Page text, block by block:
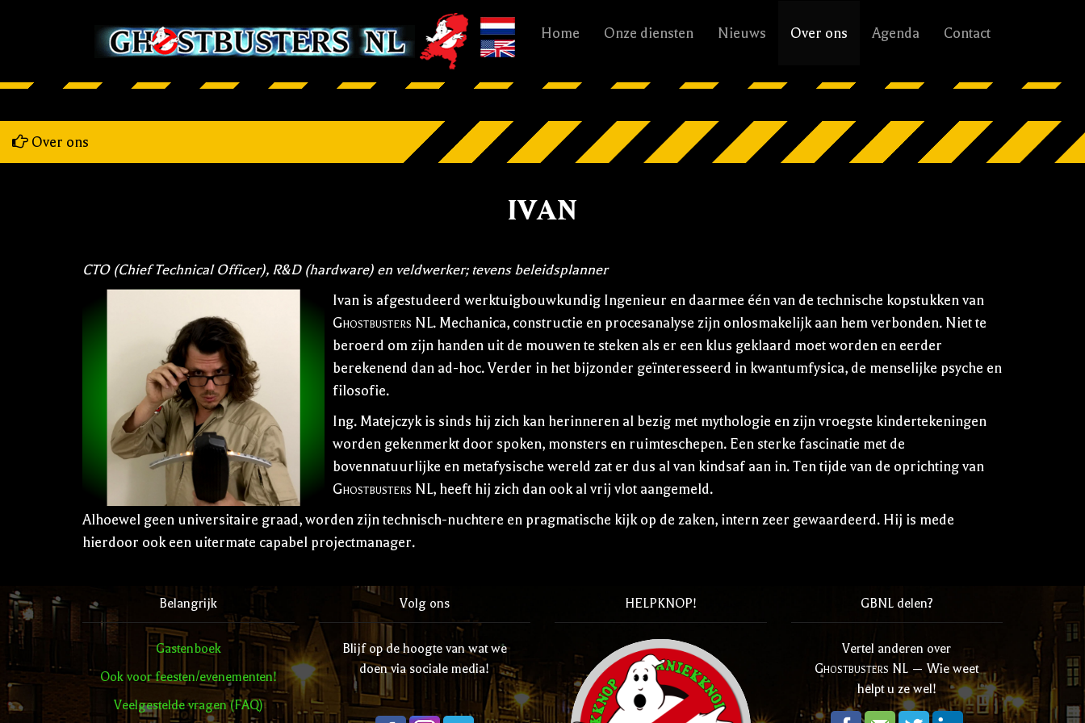
Home Onze diensten Nieuws Over ons Agenda Contact
Over ons
Ivan
CTO (Chief Technical Officer), R&D (hardware) en veldwerker; tevens beleidsplanner
Ivan is afgestudeerd werktuigbouwkundig Ingenieur en daarmee één van de technische kopstukken van
Ghostbusters NL. Mechanica, constructie en procesanalyse zijn onlosmakelijk aan hem verbonden. Niet te
beroerd om zijn handen uit de mouwen te steken als er een klus geklaard moet worden en eerder
berekenend dan ad-hoc. Verder in het bijzonder geïnteresseerd in kwantumfysica, de menselijke psyche en
filosofie.
Ing. Matejczyk is sinds hij zich kan herinneren al bezig met mythologie en zijn vroegste kindertekeningen
worden gekenmerkt door spoken, monsters en ruimteschepen. Een sterke fascinatie met de
bovennatuurlijke en metafysische wereld zat er dus al van kindsaf aan in. Ten tijde van de oprichting van
Ghostbusters NL, heeft hij zich dan ook al vrij vlot aangemeld.
Alhoewel geen universitaire graad, worden zijn technisch-nuchtere en pragmatische kijk op de zaken, intern zeer gewaardeerd. Hij is mede
hierdoor ook een uitermate capabel projectmanager.
Belangrijk
Gastenboek
Ook voor feesten/evenementen!
Veelgestelde vragen (FAQ)
Volg ons
Blijf op de hoogte van wat we
doen via sociale media!
HELPKNOP! GBNL delen?
Vertel anderen over
Ghostbusters NL — Wie weet
helpt u ze wel!